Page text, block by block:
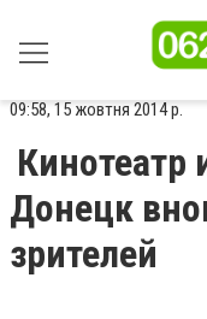
09:58, 15 жовтня 2014 р.
Кинотеатр
Донецк
зрителей